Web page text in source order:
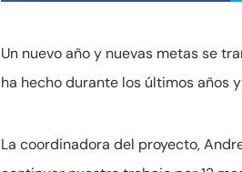
Un nuevo año y nuevas metas se
ha hecho durante los últimos años
La coordinadora del proyecto,